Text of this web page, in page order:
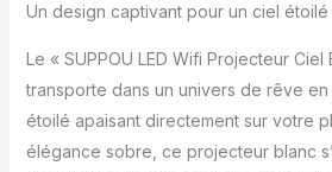
monde plein de conception
✨【Vie intelligente - Contrôle
partage familial】 Le
LED Alexa peut être connecté
Smart Life du téléphone, il est
et pratique que la
Un design captivant pour un ciel étoilé
Le « SUPPOU LED Wifi Projecteur Ciel
transporte dans un univers de rêve
étoilé apaisant directement sur votre
élégance sobre, ce projecteur blanc